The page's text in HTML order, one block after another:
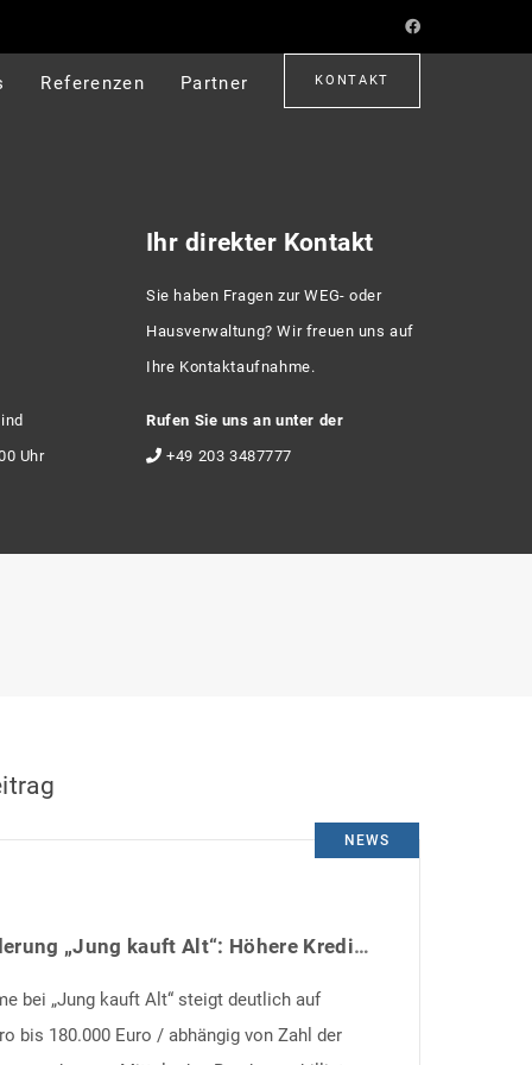
Referenzen Partner KONTAKT
Uhr
Ihr direkter Kontakt
Sie haben Fragen zur WEG- oder
Hausverwaltung? Wir freuen uns auf
Ihre Kontaktaufnahme.
Rufen Sie uns an unter der
+49 203 3487777
NEWS
KfW-Förderung „Jung kauft Alt“: Höhere Kredite ab August 2026
bei „Jung kauft Alt“ steigt deutlich auf
bis 180.000 Euro / abhängig von Zahl der